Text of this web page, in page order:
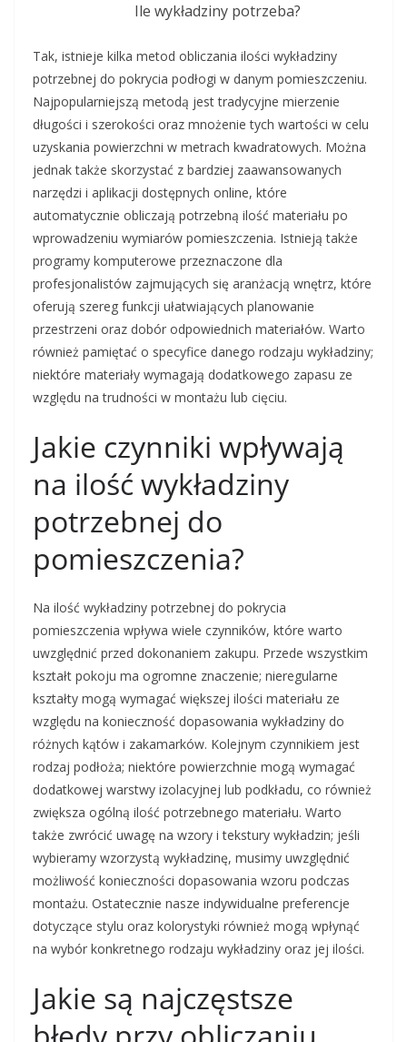
Ile wykładziny potrzeba?
Tak, istnieje kilka metod obliczania ilości wykładziny
potrzebnej do pokrycia podłogi w danym pomieszczeniu.
Najpopularniejszą metodą jest tradycyjne mierzenie
długości i szerokości oraz mnożenie tych wartości w celu
uzyskania powierzchni w metrach kwadratowych. Można
jednak także skorzystać z bardziej zaawansowanych
narzędzi i aplikacji dostępnych online, które
automatycznie obliczają potrzebną ilość materiału po
wprowadzeniu wymiarów pomieszczenia. Istnieją także
programy komputerowe przeznaczone dla
profesjonalistów zajmujących się aranżacją wnętrz, które
oferują szereg funkcji ułatwiających planowanie
przestrzeni oraz dobór odpowiednich materiałów. Warto
również pamiętać o specyfice danego rodzaju wykładziny;
niektóre materiały wymagają dodatkowego zapasu ze
względu na trudności w montażu lub cięciu.
Jakie czynniki wpływają
na ilość wykładziny
potrzebnej do
pomieszczenia?
Na ilość wykładziny potrzebnej do pokrycia
pomieszczenia wpływa wiele czynników, które warto
uwzględnić przed dokonaniem zakupu. Przede wszystkim
kształt pokoju ma ogromne znaczenie; nieregularne
kształty mogą wymagać większej ilości materiału ze
względu na konieczność dopasowania wykładziny do
różnych kątów i zakamarków. Kolejnym czynnikiem jest
rodzaj podłoża; niektóre powierzchnie mogą wymagać
dodatkowej warstwy izolacyjnej lub podkładu, co również
zwiększa ogólną ilość potrzebnego materiału. Warto
także zwrócić uwagę na wzory i tekstury wykładzin; jeśli
wybieramy wzorzystą wykładzinę, musimy uwzględnić
możliwość konieczności dopasowania wzoru podczas
montażu. Ostatecznie nasze indywidualne preferencje
dotyczące stylu oraz kolorystyki również mogą wpłynąć
na wybór konkretnego rodzaju wykładziny oraz jej ilości.
Jakie są najczęstsze